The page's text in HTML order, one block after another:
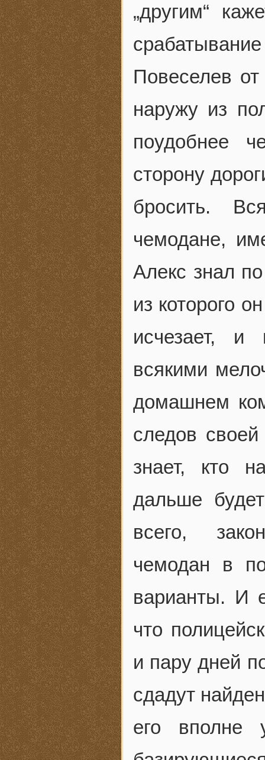
„другим“
Повеселев
наружу из
поудобнее
сторону
бросить.
чемодане,
Алекс знал
из которого
исчезает, и
всякими
домашнем
следов
знает, кто
дальше
всего,
чемодан в
варианты. И
что
и пару дней
сдадут
его вполне